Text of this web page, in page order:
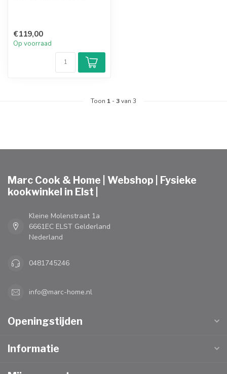
€119,00
Op voorraad
Toon 1 -3van 3
Marc Cook & Home | Webshop | Fysieke
kookwinkel in Elst |
Kleine Molenstraat 1a
6661EC ELST Gelderland
Nederland
0481745246
info@marc-home.nl
Openingstijden
Informatie